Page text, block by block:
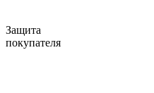
Защита
покупателя